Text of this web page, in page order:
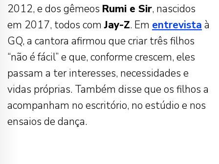
2012, e dos gêmeos Rumi e Sir, nascidos
em 2017, todos comJay-Z. Em entrevista à
GQ, a cantora afirmou que criar três filhos
“não é fácil” e que, conforme crescem, eles
passam a ter interesses, necessidades e
vidas próprias. Também disse que os filhos a
acompanham no escritório, no estúdio e nos
ensaios de dança.